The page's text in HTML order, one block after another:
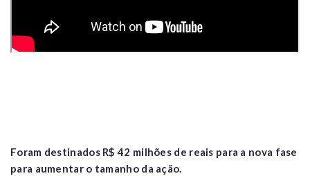
Foram destinados R$ 42 milhões de reais para a nova fase
para aumentar o tamanho da ação.